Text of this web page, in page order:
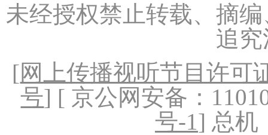
未经授权禁止转载、摘
追
[网上传播视听节目许可
号] [ 京公网安备：
号-1] 总机